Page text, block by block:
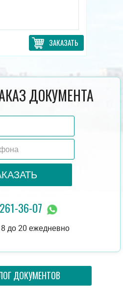
ЗАКАЗАТЬ
ДОКУМЕНТА
36-07
до 20 ежедневно
ДОКУМЕНТОВ